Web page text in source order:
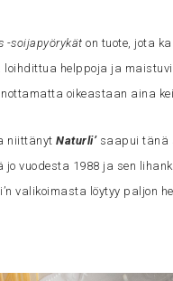
-soijapyörykät on tuote, jota
loihdittua helppoja ja
oikeastaan aina
niittänyt Naturli’ saapui tänä
jo vuodesta 1988 ja sen
valikoimasta löytyy paljon